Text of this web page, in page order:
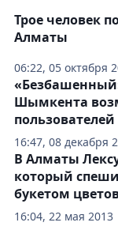
06:22, 05 октября
Трое человек
Алматы
16:47, 08 декабря
Шымкента
16:04, 22 мая 2013
В Алматы
который
букетом